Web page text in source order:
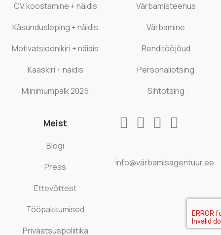
CV koostamine + näidis
Käsundusleping + näidis
Motivatsioonikiri + näidis
Kaaskiri + näidis
Miinimumpalk 2025
Värbamisteenus
Värbamine
Renditööjõud
Personaliotsing
Sihtotsing
Meist
Blogi
Press
Ettevõttest
Tööpakkumised
Privaatsuspoliitika
info@värbamisagentuur.ee